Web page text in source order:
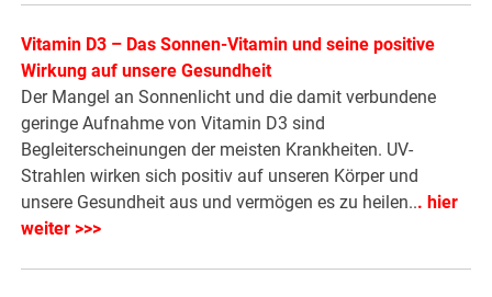
Vitamin D3 – Das Sonnen-Vitamin und seine positive
Wirkung auf unsere Gesundheit
Der Mangel an Sonnenlicht und die damit verbundene
geringe Aufnahme von Vitamin D3 sind
Begleiterscheinungen der meisten Krankheiten. UV-
Strahlen wirken sich positiv auf unseren Körper und
unsere Gesundheit aus und vermögen es zu heilen... hier
weiter >>>